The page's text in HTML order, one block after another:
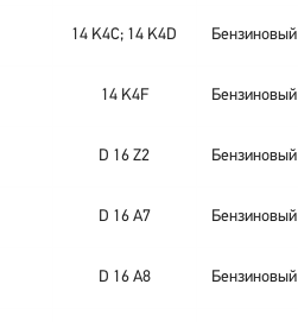
14 K4C; 14 K4D Бензиновый
14 K4F Бензиновый
D 16 Z2 Бензиновый
D 16 A7 Бензиновый
D 16 A8 Бензиновый